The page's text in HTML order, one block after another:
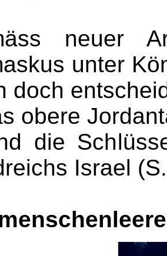
neuer
unter
doch
obere
die
Israel